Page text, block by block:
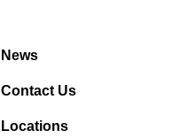
News
Contact Us
Locations